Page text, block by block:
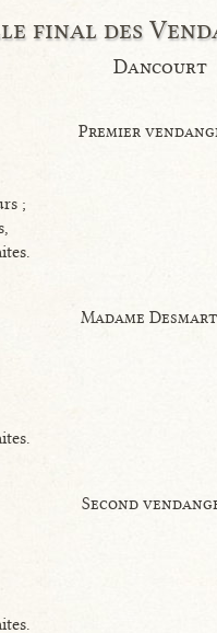
final des
Dancourt
Premier
;
Madame
Second